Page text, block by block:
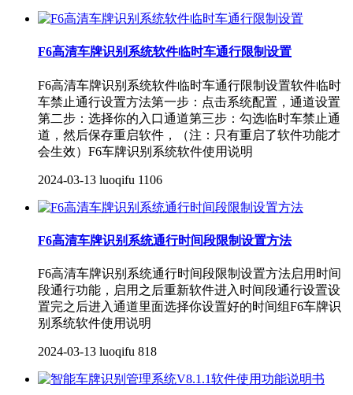
F6高清车牌识别系统软件临时车通行限制设置
F6高清车牌识别系统软件临时车通行限制设置软件临时
车禁止通行设置方法第一步：点击系统配置，通道设置
第二步：选择你的入口通道第三步：勾选临时车禁止通
道，然后保存重启软件，（注：只有重启了软件功能才
会生效）F6车牌识别系统软件使用说明
2024-03-13 luoqifu 1106
F6高清车牌识别系统通行时间段限制设置方法
F6高清车牌识别系统通行时间段限制设置方法启用时间
段通行功能，启用之后重新软件进入时间段通行设置设
置完之后进入通道里面选择你设置好的时间组F6车牌识
别系统软件使用说明
2024-03-13 luoqifu 818